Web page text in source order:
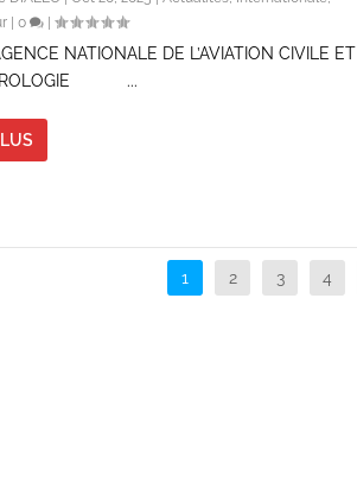
| 0 |
DE L’AVIATION CIVILE ET
...
1 2 3 4